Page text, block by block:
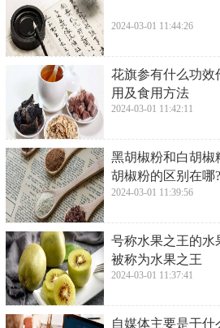
2024-03-01 11:44:26
花旗参有什么功效
用及食用方法
2024-03-01 11:42:11
黑胡椒粉和白胡椒
胡椒粉的区别在哪?
2024-03-01 11:39:56
号称水果之王的水
被称为水果之王
2024-03-01 11:37:41
自媒体主要是干